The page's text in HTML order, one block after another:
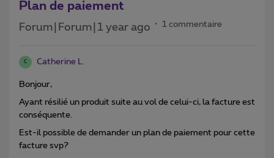
Plan de paiement
Forum|Forum|1 year ago 1 commentaire
C Catherine L.
Bonjour,
Ayant résilié un produit suite au vol de celui-ci, la facture est
conséquente.
Est-il possible de demander un plan de paiement pour cette
facture svp?